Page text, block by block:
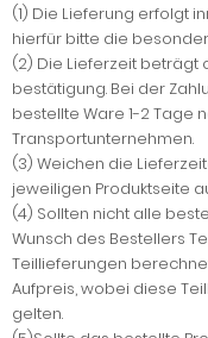
(1) Die Lieferung erfolgt
hierfür bitte die
(2) Die Lieferzeit beträgt
bestätigung. Bei der
bestellte Ware 1-2 Tage
Transportunternehmen.
(3) Weichen die
jeweiligen Produktseite
(4) Sollten nicht alle
Wunsch des Bestellers
Teillieferungen
Aufpreis, wobei diese
gelten.